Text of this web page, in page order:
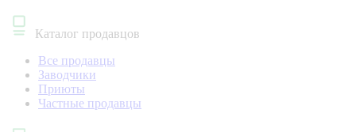
Каталог продавцов
Все продавцы
Заводчики
Приюты
Частные продавцы